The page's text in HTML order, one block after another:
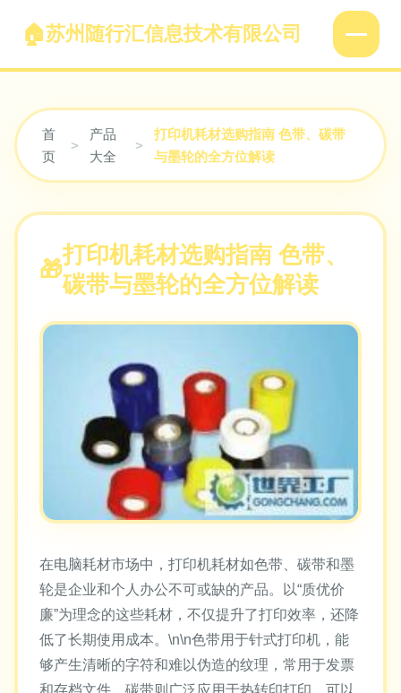
苏州随行汇信息技术有限公司
首
页
>
产品
大全
>
打印机耗材选购指南 色带、碳带
与墨轮的全方位解读
打印机耗材选购指南 色带、
碳带与墨轮的全方位解读
在电脑耗材市场中，打印机耗材如色带、碳带和墨
轮是企业和个人办公不可或缺的产品。以“质优价
廉”为理念的这些耗材，不仅提升了打印效率，还降
低了长期使用成本。\n\n色带用于针式打印机，能
够产生清晰的字符和难以伪造的纹理，常用于发票